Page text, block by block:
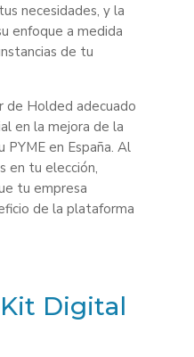
necesidades, y la
enfoque a medida
de tu
de Holded adecuado
en la mejora de la
en España. Al
en tu elección,
tu empresa
de la plataforma
Digital